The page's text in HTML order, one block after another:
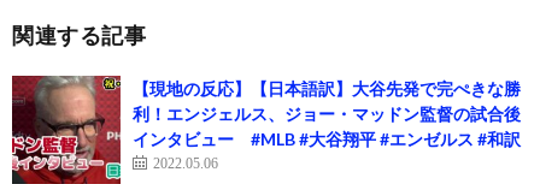
関連する記事
【現地の反応】【日本語訳】大谷先発で完ぺきな勝
利！エンジェルス、ジョー・マッドン監督の試合後
インタビュー #MLB #大谷翔平 #エンゼルス #和訳
2022.05.06